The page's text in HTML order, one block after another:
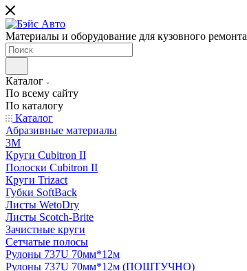
Материалы и оборудование для кузовного ремонта
Каталог
По всему сайту
По каталогу
Каталог
Абразивные материалы
3M
Круги Cubitron II
Полоски Cubitron II
Круги Trizact
Губки SoftBack
Листы WetoDry
Листы Scotch-Brite
Зачистные круги
Сетчатые полосы
Рулоны 737U 70мм*12м
Рулоны 737U 70мм*12м (ПОШТУЧНО)